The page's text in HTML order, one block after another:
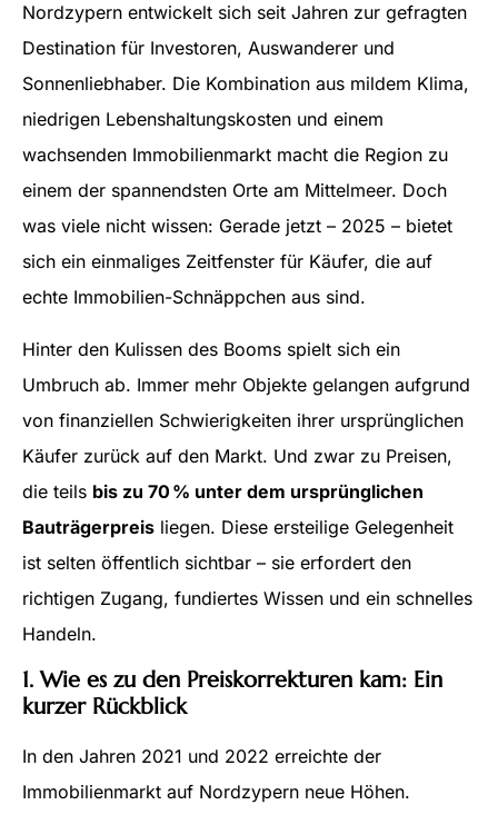
Nordzypern entwickelt sich seit Jahren zur gefragten
Destination für Investoren, Auswanderer und
Sonnenliebhaber. Die Kombination aus mildem Klima,
niedrigen Lebenshaltungskosten und einem
wachsenden Immobilienmarkt macht die Region zu
einem der spannendsten Orte am Mittelmeer. Doch
was viele nicht wissen: Gerade jetzt – 2025 – bietet
sich ein einmaliges Zeitfenster für Käufer, die auf
echte Immobilien-Schnäppchen aus sind.
Hinter den Kulissen des Booms spielt sich ein
Umbruch ab. Immer mehr Objekte gelangen aufgrund
von finanziellen Schwierigkeiten ihrer ursprünglichen
Käufer zurück auf den Markt. Und zwar zu Preisen,
die teils bis zu 70 % unter dem ursprünglichen
Bauträgerpreis liegen. Diese ersteilige Gelegenheit
ist selten öffentlich sichtbar – sie erfordert den
richtigen Zugang, fundiertes Wissen und ein schnelles
Handeln.
1. Wie es zu den Preiskorrekturen kam: Ein
kurzer Rückblick
In den Jahren 2021 und 2022 erreichte der
Immobilienmarkt auf Nordzypern neue Höhen.